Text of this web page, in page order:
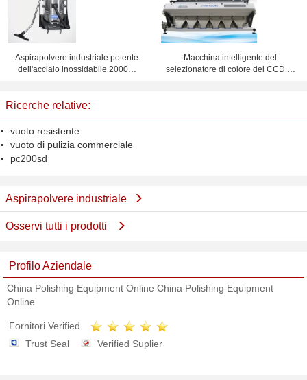
Aspirapolvere industriale potente
dell'acciaio inossidabile 2000W
Macchina intelligente del
selezionatore di colore del CCD di
Ricerche relative:
vuoto resistente
vuoto di pulizia commerciale
pc200sd
Aspirapolvere industriale
Osservi tutti i prodotti
Profilo Aziendale
China Polishing Equipment Online China Polishing Equipment
Online
Fornitori Verified
Trust Seal
Verified Suplier